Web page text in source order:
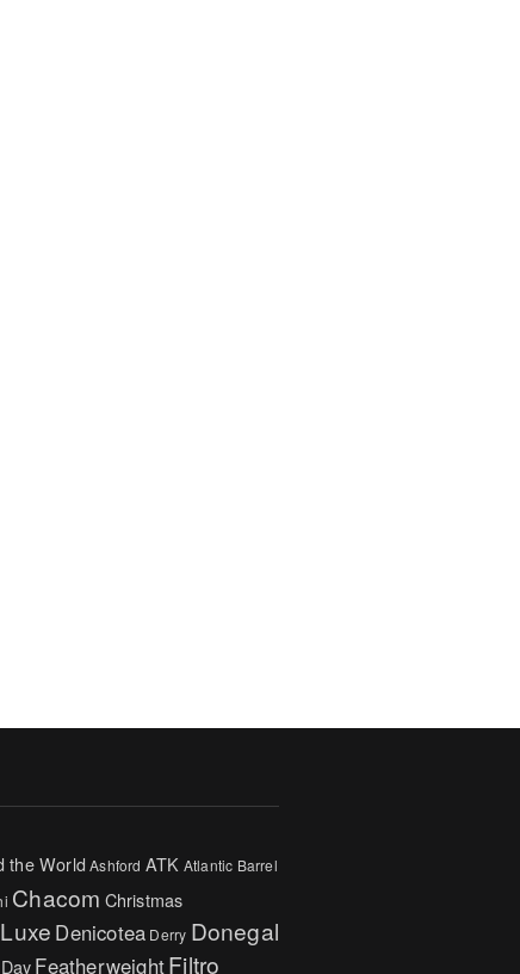
the World Ashford ATK Atlantic Barrel
Chacom Christmas
Denicotea Derry Donegal
FeatherweightFiltro